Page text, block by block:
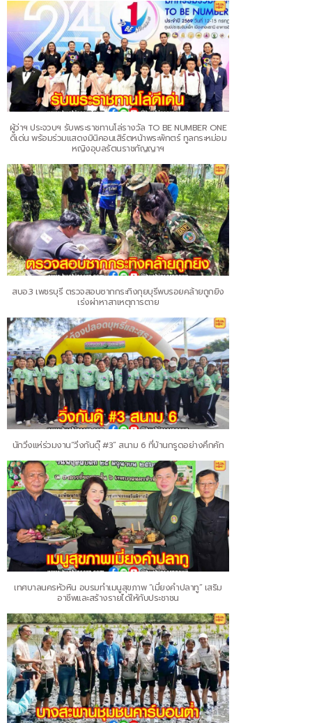
ผู้ว่าฯ ประจวบฯ รับพระราชทานโล่รางวัล TO BE NUMBER ONE
ดีเด่น พร้อมร่วมแสดงมินิคอนเสิร์ตหน้าพระพักตร์ ทูลกระหม่อม
หญิงอุบลรัตนราชกัญญาฯ
สบอ.3 เพชรบุรี ตรวจสอบซากกระทิงกุยบุรีพบรอยคล้ายถูกยิง
เร่งผ่าหาสาเหตุการตาย
นักวิ่งแห่ร่วมงาน“วิ่งกันดุ๊ #3” สนาม 6 ที่บ้านกรูดอย่างคึกคัก
เทศบาลนครหัวหิน อบรมทำเมนูสุขภาพ “เมี่ยงคำปลาทู” เสริม
อาชีพและสร้างรายได้ให้กับประชาชน